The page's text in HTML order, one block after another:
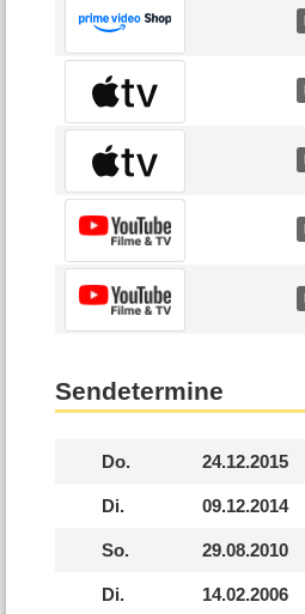
Sendetermine
Do. 24.12.2015
Di. 09.12.2014
So. 29.08.2010
Di. 14.02.2006